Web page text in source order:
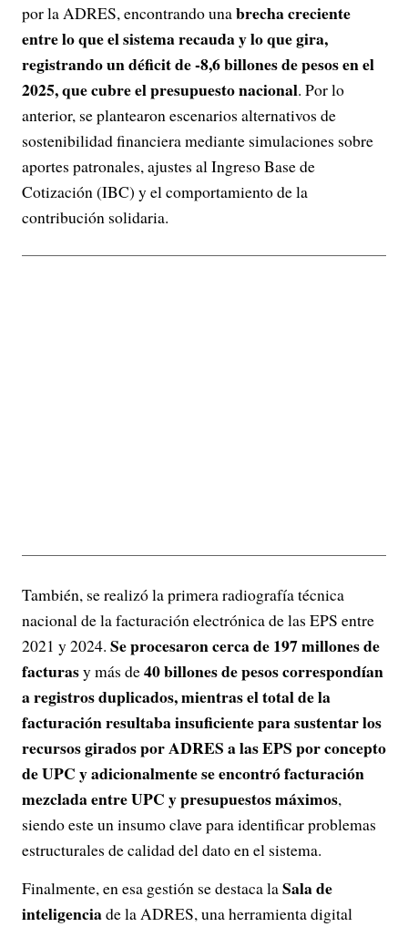
por la ADRES, encontrando unabrecha creciente
entre lo que el sistema recauda y lo que gira,
registrando un déficit de -8,6 billones de pesos en el
2025, que cubre el presupuesto nacional. Por lo
anterior, se plantearon escenarios alternativos de
sostenibilidad financiera mediante simulaciones sobre
aportes patronales, ajustes al Ingreso Base de
Cotización (IBC) y el comportamiento de la
contribución solidaria.
También, se realizó la primera radiografía técnica
nacional de la facturación electrónica de las EPS entre
2021 y 2024. Se procesaron cerca de 197 millones de
facturasy más de40 billones de pesos correspondían
a registros duplicados, mientras el total de la
facturación resultaba insuficiente para sustentar los
recursos girados por ADRES a las EPS por concepto
de UPC y adicionalmente se encontró facturación
mezclada entre UPC y presupuestos máximos,
siendo este un insumo clave para identificar problemas
estructurales de calidad del dato en el sistema.
Finalmente, en esa gestión se destaca laSala de
inteligenciade la ADRES, una herramienta digital